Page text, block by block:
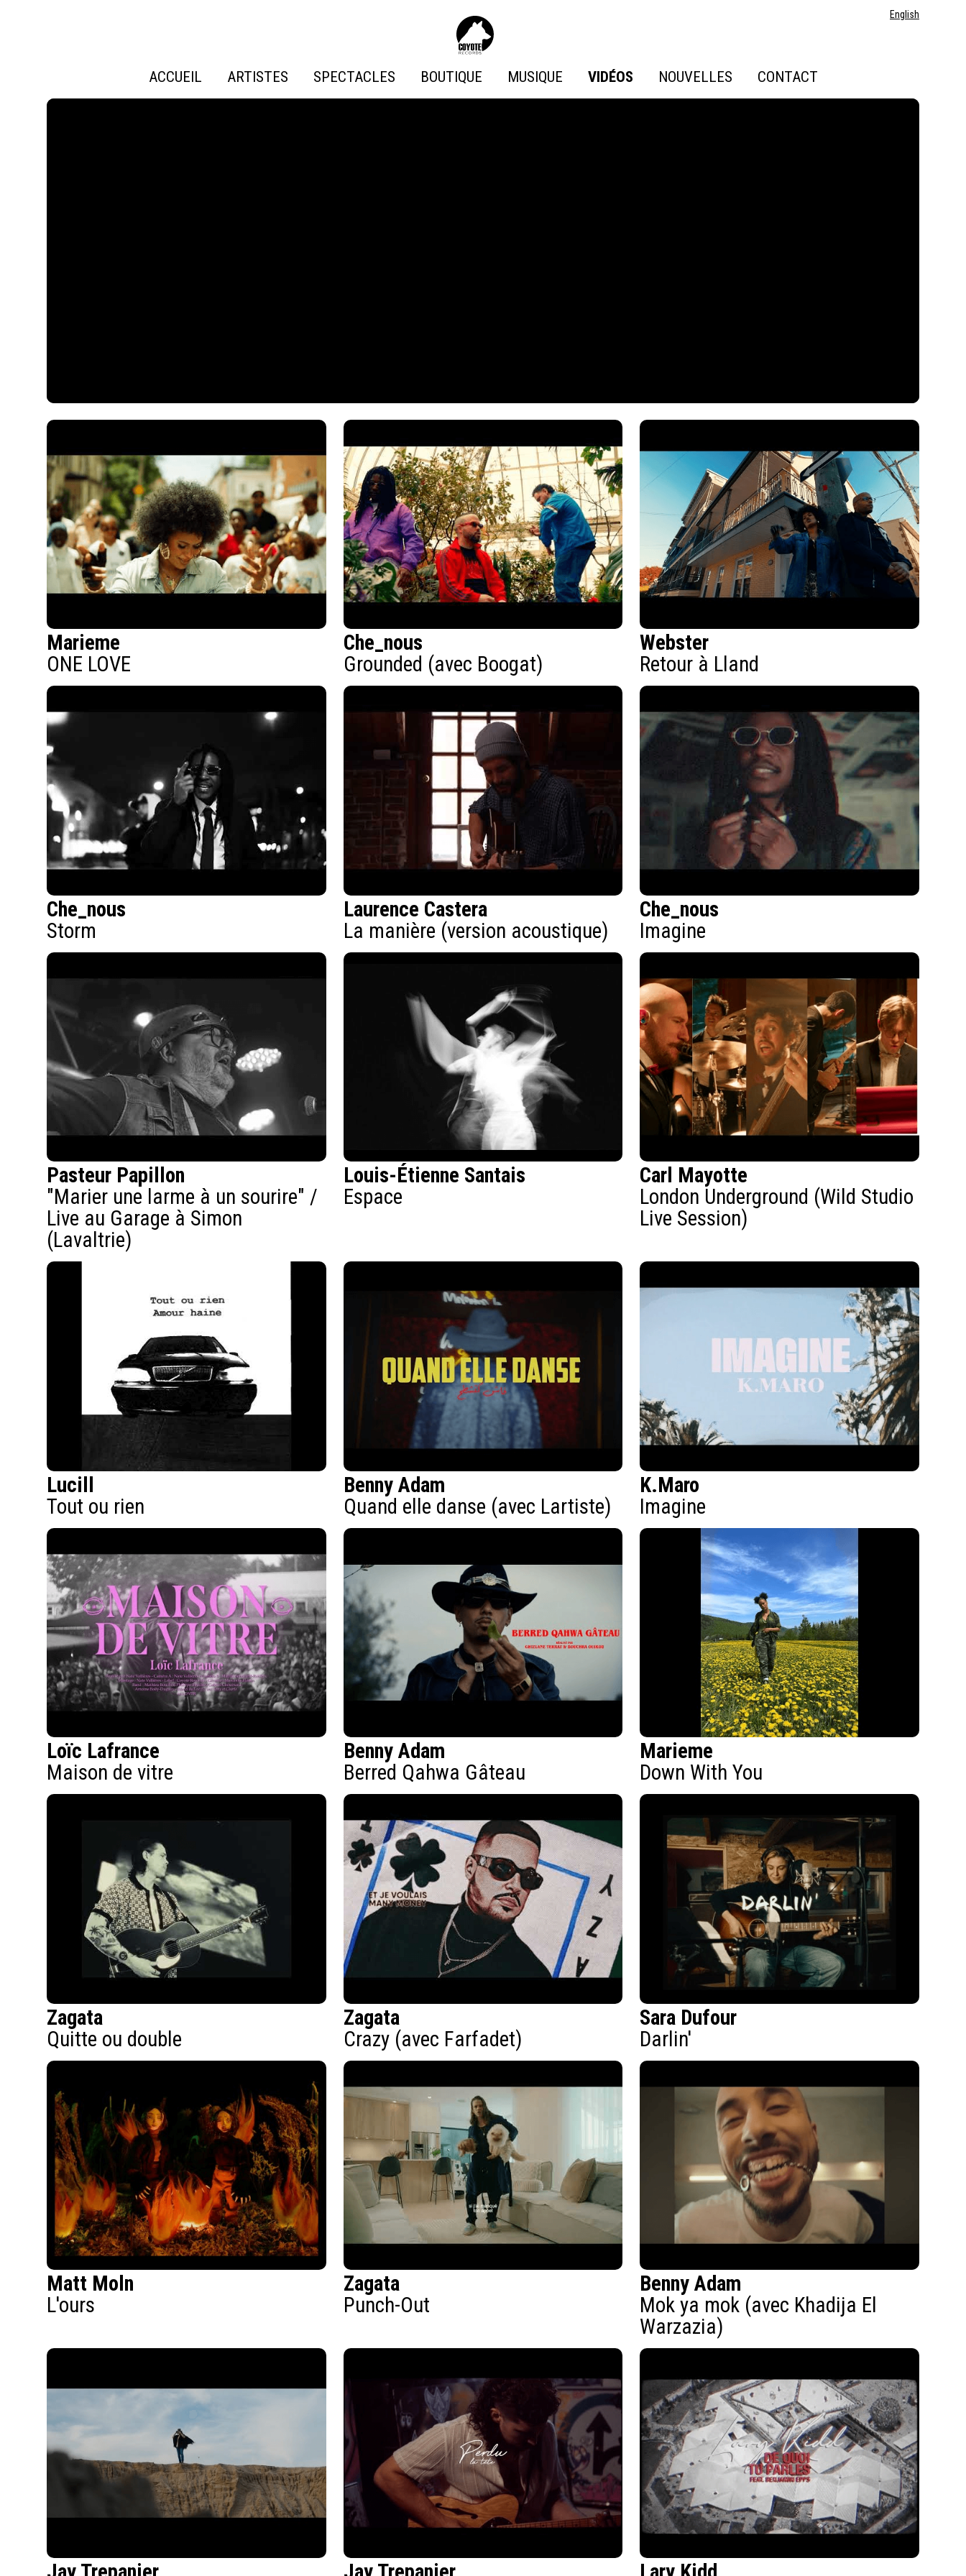
Records
ACCUEIL ARTISTES SPECTACLES BOUTIQUE MUSIQUE VIDÉOS NOUVELLES CONTACT
English
Marieme
ONE LOVE
Che_nous
Grounded (avec Boogat)
Webster
Retour à Lland
Che_nous
Storm
Laurence Castera
La manière (version acoustique)
Che_nous
Imagine
Pasteur Papillon
"Marier une larme à un sourire" /
Live au Garage à Simon
(Lavaltrie)
Louis-Étienne Santais
Espace
Carl Mayotte
London Underground (Wild Studio
Live Session)
Lucill
Tout ou rien
Benny Adam
Quand elle danse (avec Lartiste)
K.Maro
Imagine
Loïc Lafrance
Maison de vitre
Benny Adam
Berred Qahwa Gâteau
Marieme
Down With You
Zagata
Quitte ou double
Zagata
Crazy (avec Farfadet)
Sara Dufour
Darlin'
Matt Moln
L'ours
Zagata
Punch-Out
Benny Adam
Mok ya mok (avec Khadija El
Warzazia)